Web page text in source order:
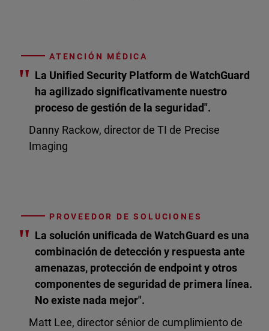
ATENCIÓN MÉDICA
" La Unified Security Platform de WatchGuard
ha agilizado significativamente nuestro
proceso de gestión de la seguridad".
Danny Rackow, director de TI de Precise
Imaging
PROVEEDOR DE SOLUCIONES
" La solución unificada de WatchGuard es una
combinación de detección y respuesta ante
amenazas, protección de endpoint y otros
componentes de seguridad de primera línea.
No existe nada mejor".
Matt Lee, director sénior de cumplimiento de